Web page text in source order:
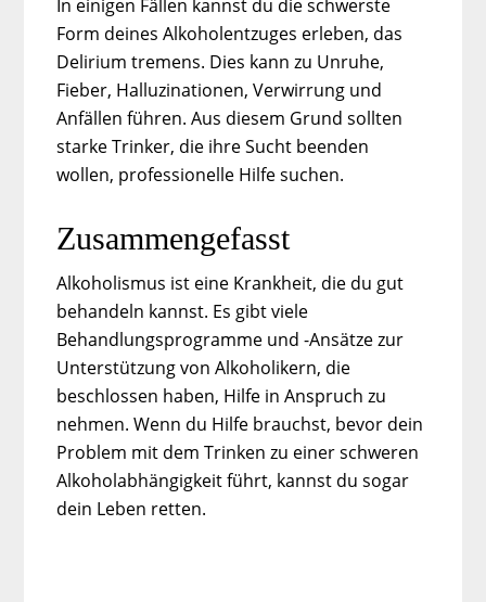
In einigen Fällen kannst du die schwerste
Form deines Alkoholentzuges erleben, das
Delirium tremens. Dies kann zu Unruhe,
Fieber, Halluzinationen, Verwirrung und
Anfällen führen. Aus diesem Grund sollten
starke Trinker, die ihre Sucht beenden
wollen, professionelle Hilfe suchen.
Zusammengefasst
Alkoholismus ist eine Krankheit, die du gut
behandeln kannst. Es gibt viele
Behandlungsprogramme und -Ansätze zur
Unterstützung von Alkoholikern, die
beschlossen haben, Hilfe in Anspruch zu
nehmen. Wenn du Hilfe brauchst, bevor dein
Problem mit dem Trinken zu einer schweren
Alkoholabhängigkeit führt, kannst du sogar
dein Leben retten.